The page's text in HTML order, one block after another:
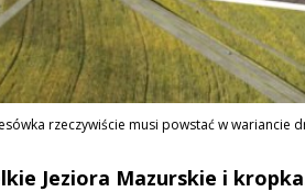
rzeczywiście musi powstać w wariancie
Jeziora Mazurskie i